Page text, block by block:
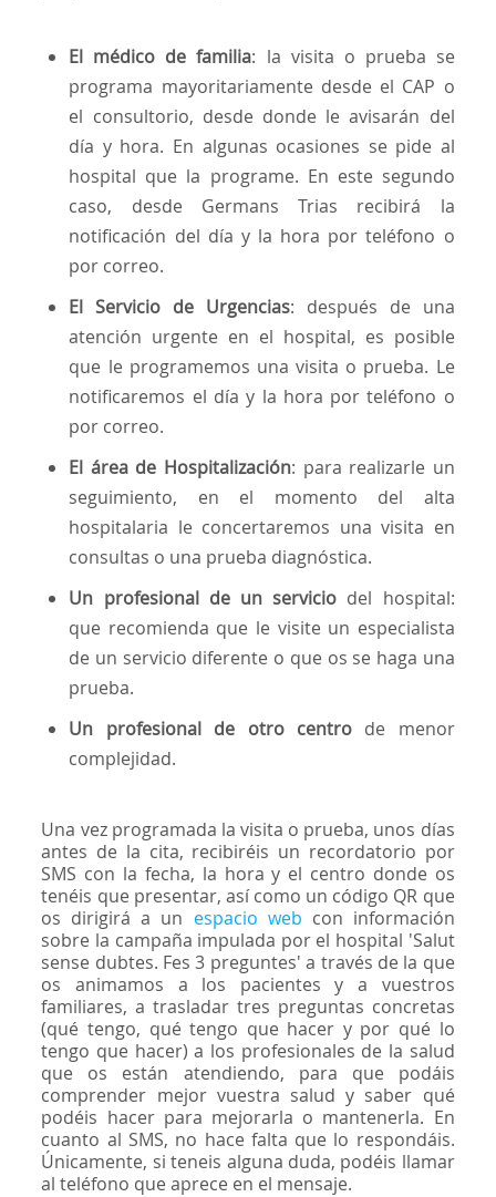
El médico de familia: la visita o prueba se
programa mayoritariamente desde el CAP o
el consultorio, desde donde le avisarán del
día y hora. En algunas ocasiones se pide al
hospital que la programe. En este segundo
caso, desde Germans Trias recibirá la
notificación del día y la hora por teléfono o
por correo.
El Servicio de Urgencias: después de una
atención urgente en el hospital, es posible
que le programemos una visita o prueba. Le
notificaremos el día y la hora por teléfono o
por correo.
El área de Hospitalización: para realizarle un
seguimiento, en el momento del alta
hospitalaria le concertaremos una visita en
consultas o una prueba diagnóstica.
Un profesional de un servicio del hospital:
que recomienda que le visite un especialista
de un servicio diferente o que os se haga una
prueba.
Un profesional de otro centrode menor
complejidad.
Una vez programada la visita o prueba, unos días
antes de la cita, recibiréis un recordatorio por
SMS con la fecha, la hora y el centro donde os
tenéis que presentar, así como un código QR que
os dirigirá a un espacio web con información
sobre la campaña impulada por el hospital 'Salut
sense dubtes. Fes 3 preguntes' a través de la que
os animamos a los pacientes y a vuestros
familiares, a trasladar tres preguntas concretas
(qué tengo, qué tengo que hacer y por qué lo
tengo que hacer) a los profesionales de la salud
que os están atendiendo, para que podáis
comprender mejor vuestra salud y saber qué
podéis hacer para mejorarla o mantenerla. En
cuanto al SMS, no hace falta que lo respondáis.
Únicamente, si teneis alguna duda, podéis llamar
al teléfono que aprece en el mensaje.